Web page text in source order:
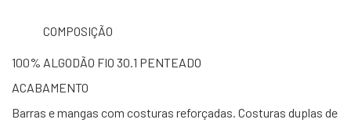
COMPOSIÇÃO
100% ALGODÃO FIO 30.1 PENTEADO
ACABAMENTO
Barras e mangas com costuras reforçadas. Costuras duplas de